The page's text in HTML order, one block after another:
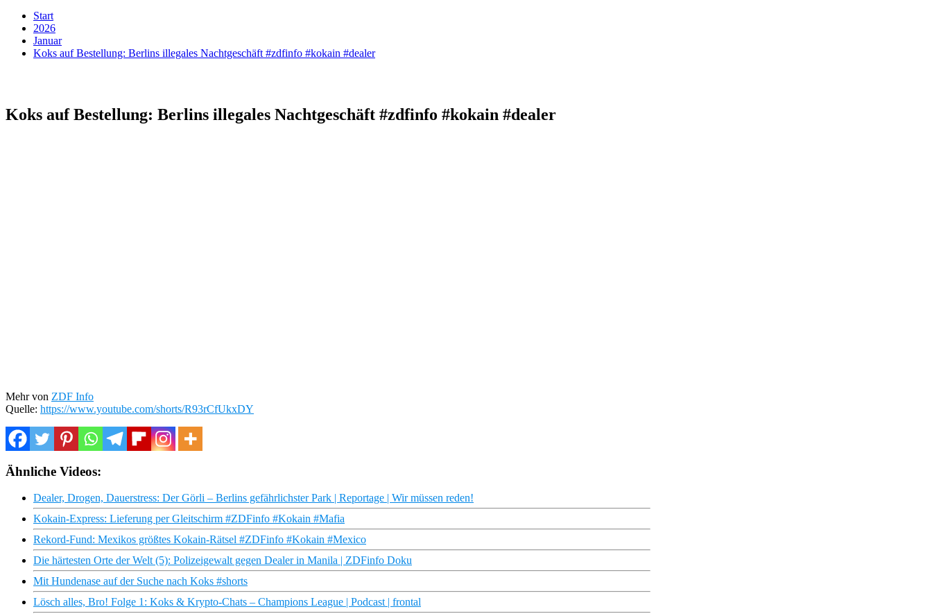
Start
2026
Januar
Koks auf Bestellung: Berlins illegales Nachtgeschäft #zdfinfo #kokain #dealer
Koks auf Bestellung: Berlins illegales Nachtgeschäft #zdfinfo #kokain #dealer
Mehr von ZDF Info
Quelle: https://www.youtube.com/shorts/R93rCfUkxDY
Ähnliche Videos:
Dealer, Drogen, Dauerstress: Der Görli – Berlins gefährlichster Park | Reportage | Wir müssen reden!
Kokain-Express: Lieferung per Gleitschirm #ZDFinfo #Kokain #Mafia
Rekord-Fund: Mexikos größtes Kokain-Rätsel #ZDFinfo #Kokain #Mexico
Die härtesten Orte der Welt (5): Polizeigewalt gegen Dealer in Manila | ZDFinfo Doku
Mit Hundenase auf der Suche nach Koks #shorts
Lösch alles, Bro! Folge 1: Koks & Krypto-Chats – Champions League | Podcast | frontal